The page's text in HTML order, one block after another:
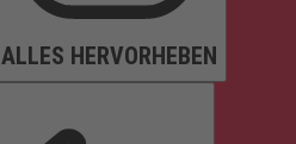
ALLES HERVORHEBEN